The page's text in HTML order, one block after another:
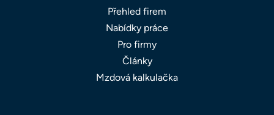
Přehled firem
Nabídky práce
Pro firmy
Články
Mzdová kalkulačka